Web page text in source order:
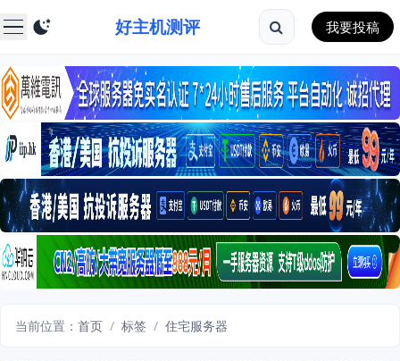
好主机测评 我要投稿
当前位置： 首页 / 标签 / 住宅服务器